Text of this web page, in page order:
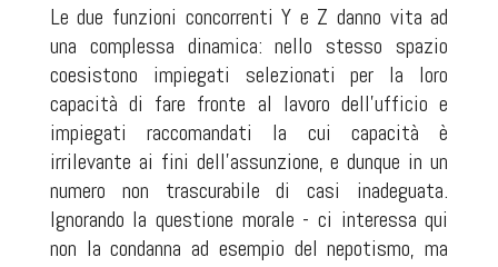
Le due funzioni concorrenti Y e Z danno vita ad
una complessa dinamica: nello stesso spazio
coesistono impiegati selezionati per la loro
capacità di fare fronte al lavoro dell'ufficio e
impiegati raccomandati la cui capacità è
irrilevante ai fini dell'assunzione, e dunque in un
numero non trascurabile di casi inadeguata.
Ignorando la questione morale - ci interessa qui
non la condanna ad esempio del nepotismo, ma